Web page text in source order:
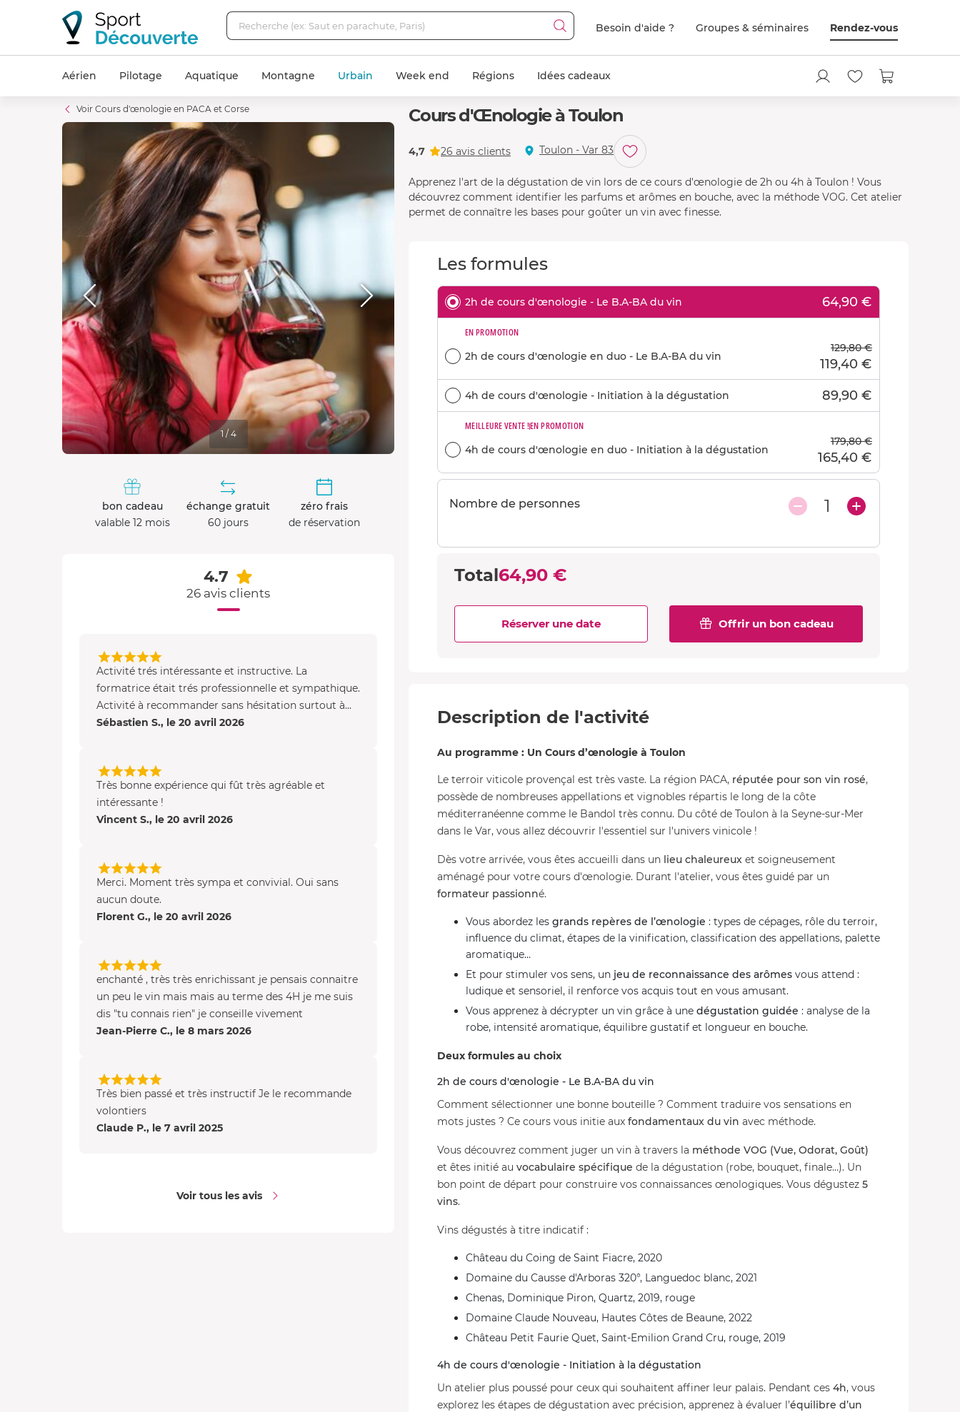
Besoin d'aide ? Groupes & séminaires Rendez-vous
Aérien Pilotage Aquatique Montagne Urbain Week end Régions Idées cadeaux
Cours d'Œnologie à Toulon
4,7 26 avis clients Toulon - Var 83
Apprenez l'art de la dégustation de vin lors de ce cours d'œnologie de 2h ou 4h à Toulon ! Vous
découvrez comment identifier les parfums et arômes en bouche, avec la méthode VOG. Cet atelier
permet de connaître les bases pour goûter un vin avec finesse.
Les formules
2h de cours d'œnologie - Le B.A-BA du vin 64,90 €
EN PROMOTION
2h de cours d'œnologie en duo - Le B.A-BA du vin
129,80 €
119,40 €
4h de cours d'œnologie - Initiation à la dégustation 89,90 €
MEILLEURE VENTE !EN PROMOTION
4h de cours d'œnologie en duo - Initiation à la dégustation
179,80 €
165,40 €
Nombre de personnes 1
Total64,90 €
Offrir un bon cadeau
Réserver une date
Description de l'activité
Au programme : Un Cours d’œnologie à Toulon
Le terroir viticole provençal est très vaste. La région PACA, réputée pour son vin rosé,
possède de nombreuses appellations et vignobles répartis le long de la côte
méditerranéenne comme le Bandol très connu. Du côté de Toulon à la Seyne-sur-Mer
dans le Var, vous allez découvrir l'essentiel sur l'univers vinicole !
Dès votre arrivée, vous êtes accueilli dans un lieu chaleureux et soigneusement
aménagé pour votre cours d'œnologie. Durant l'atelier, vous êtes guidé par un
formateur passionné.
Vous abordez les grands repères de l’œnologie : types de cépages, rôle du terroir,
influence du climat, étapes de la vinification, classification des appellations, palette
aromatique…
Et pour stimuler vos sens, un jeu de reconnaissance des arômes vous attend :
ludique et sensoriel, il renforce vos acquis tout en vous amusant.
Vous apprenez à décrypter un vin grâce à une dégustation guidée : analyse de la
robe, intensité aromatique, équilibre gustatif et longueur en bouche.
Deux formules au choix
2h de cours d'œnologie - Le B.A-BA du vin
Comment sélectionner une bonne bouteille ? Comment traduire vos sensations en
mots justes ? Ce cours vous initie aux fondamentaux du vin avec méthode.
Vous découvrez comment juger un vin à travers la méthode VOG (Vue, Odorat, Goût)
et êtes initié au vocabulaire spécifique de la dégustation (robe, bouquet, finale…). Un
bon point de départ pour construire vos connaissances œnologiques. Vous dégustez 5
vins.
Vins dégustés à titre indicatif :
Château du Coing de Saint Fiacre, 2020
Domaine du Causse d'Arboras 320°, Languedoc blanc, 2021
Chenas, Dominique Piron, Quartz, 2019, rouge
Domaine Claude Nouveau, Hautes Côtes de Beaune, 2022
Château Petit Faurie Quet, Saint-Emilion Grand Cru, rouge, 2019
4h de cours d'œnologie - Initiation à la dégustation
Un atelier plus poussé pour ceux qui souhaitent affiner leur palais. Pendant ces 4h, vous
explorez les étapes de dégustation avec précision, apprenez à évaluer l’équilibre d’un
Voir Cours d'œnologie en PACA et Corse
1 / 4
bon cadeau
valable 12 mois
échange gratuit
60 jours
zéro frais
de réservation
4.7
26 avis clients
Activité trés intéressante et instructive. La
formatrice était trés professionnelle et sympathique.
Activité à recommander sans hésitation surtout à...
Sébastien S., le 20 avril 2026
Très bonne expérience qui fût très agréable et
intéressante !
Vincent S., le 20 avril 2026
Merci. Moment très sympa et convivial. Oui sans
aucun doute.
Florent G., le 20 avril 2026
enchanté , très très enrichissant je pensais connaitre
un peu le vin mais mais au terme des 4H je me suis
dis "tu connais rien" je conseille vivement
Jean-Pierre C., le 8 mars 2026
Très bien passé et très instructif Je le recommande
volontiers
Claude P., le 7 avril 2025
Voir tous les avis